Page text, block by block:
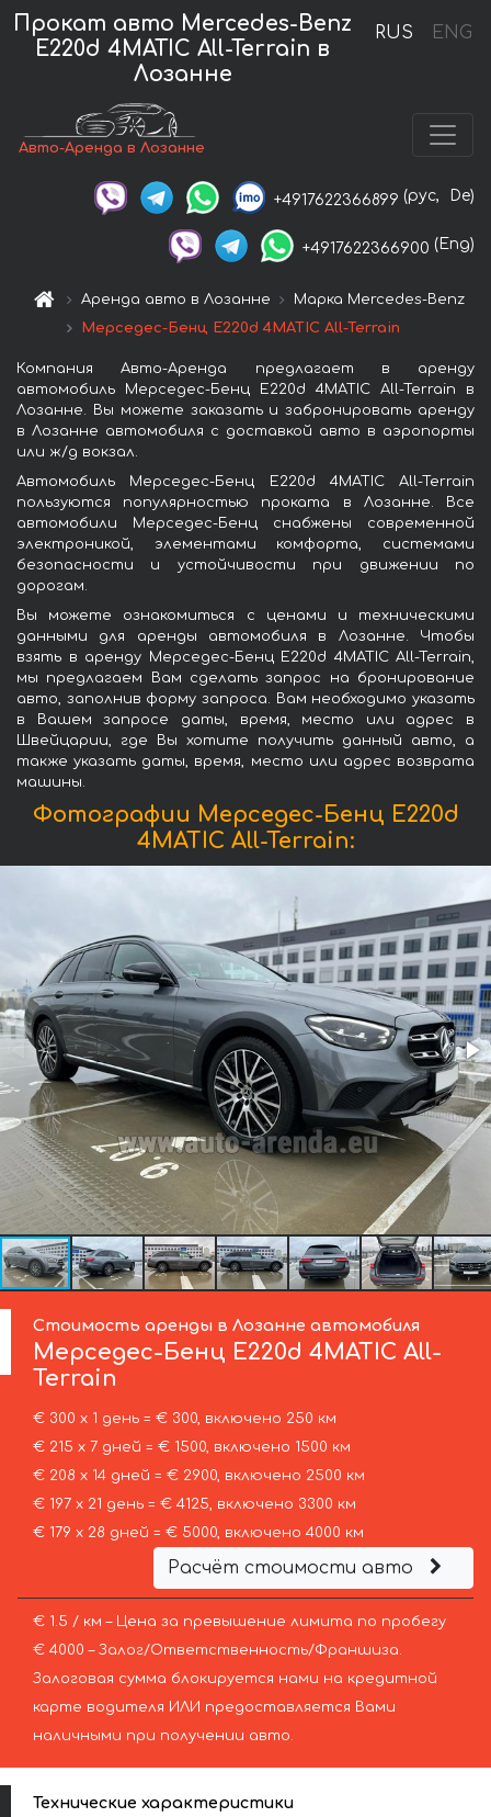
RUS ENG
Прокат авто Mercedes-Benz
E220d 4MATIC All-Terrain в
Лозанне
Авто-Аренда в Лозанне
+4917622366899 (рус, De)
+4917622366900 (Eng)
Аренда авто в Лозанне
Марка Mercedes-Benz
Мерседес-Бенц E220d 4MATIC All-Terrain
Компания Авто-Аренда предлагает в аренду
автомобиль Мерседес-Бенц E220d 4MATIC All-Terrain в
Лозанне. Вы можете заказать и забронировать аренду
в Лозанне автомобиля с доставкой авто в аэропорты
или ж/д вокзал.
Автомобиль Мерседес-Бенц E220d 4MATIC All-Terrain
пользуются популярностью проката в Лозанне. Все
автомобили Мерседес-Бенц снабжены современной
электроникой, элементами комфорта, системами
безопасности и устойчивости при движении по
дорогам.
Вы можете ознакомиться с ценами и техническими
данными для аренды автомобиля в Лозанне. Чтобы
взять в аренду Мерседес-Бенц E220d 4MATIC All-Terrain,
мы предлагаем Вам сделать запрос на бронирование
авто, заполнив форму запроса. Вам необходимо указать
в Вашем запросе даты, время, место или адрес в
Швейцарии, где Вы хотите получить данный авто, а
также указать даты, время, место или адрес возврата
машины.
Фотографии Мерседес-Бенц E220d
4MATIC All-Terrain:
Стоимость аренды в Лозанне автомобиля
Мерседес-Бенц E220d 4MATIC All-
Terrain
€ 300 х 1 день = € 300, включено 250 км
€ 215 х 7 дней = € 1500, включено 1500 км
€ 208 х 14 дней = € 2900, включено 2500 км
€ 197 х 21 день = € 4125, включено 3300 км
€ 179 х 28 дней = € 5000, включено 4000 км
Расчёт стоимости авто
€ 1.5 / км – Цена за превышение лимита по пробегу
€ 4000 – Залог/Ответственность/Франшиза.
Залоговая сумма блокируется нами на кредитной
карте водителя ИЛИ предоставляется Вами
наличными при получении авто.
Технические характеристики